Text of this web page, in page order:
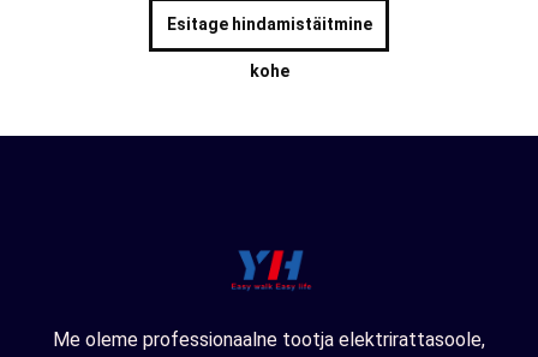
Esitage hindamistäitmine
kohe
Me oleme professionaalne tootja elektrirattasoole,